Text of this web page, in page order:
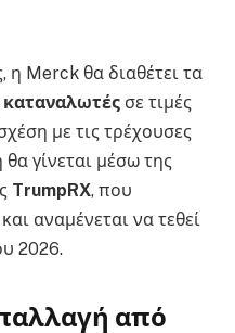
η Merck θα διαθέτει τα
καταναλωτές σε τιμές
με τις τρέχουσες
γίνεται μέσω της
TrumpRX, που
αναμένεται να τεθεί
2026.
από